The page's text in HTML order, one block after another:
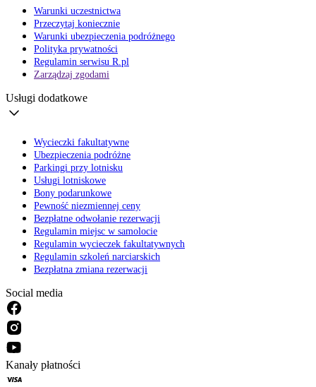
Warunki uczestnictwa
Przeczytaj koniecznie
Warunki ubezpieczenia podróżnego
Polityka prywatności
Regulamin serwisu R.pl
Zarządzaj zgodami
Usługi dodatkowe
Wycieczki fakultatywne
Ubezpieczenia podróżne
Parkingi przy lotnisku
Usługi lotniskowe
Bony podarunkowe
Pewność niezmiennej ceny
Bezpłatne odwołanie rezerwacji
Regulamin miejsc w samolocie
Regulamin wycieczek fakultatywnych
Regulamin szkoleń narciarskich
Bezpłatna zmiana rezerwacji
Social media
Kanały płatności